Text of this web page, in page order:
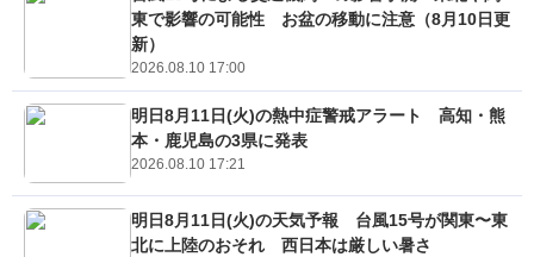
東で影響の可能性 お盆の移動に注意（8月10日更
新）
2026.08.10 17:00
明日8月11日(火)の熱中症警戒アラート 高知・熊
本・鹿児島の3県に発表
2026.08.10 17:21
明日8月11日(火)の天気予報 台風15号が関東〜東
北に上陸のおそれ 西日本は厳しい暑さ